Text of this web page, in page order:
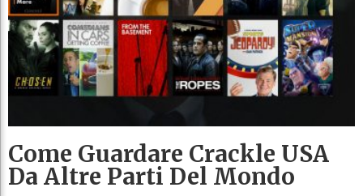
Come Guardare Crackle USA
Da Altre Parti Del Mondo